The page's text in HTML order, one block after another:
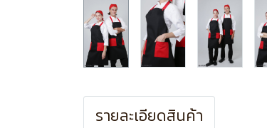
รายละเอียดสินค้า